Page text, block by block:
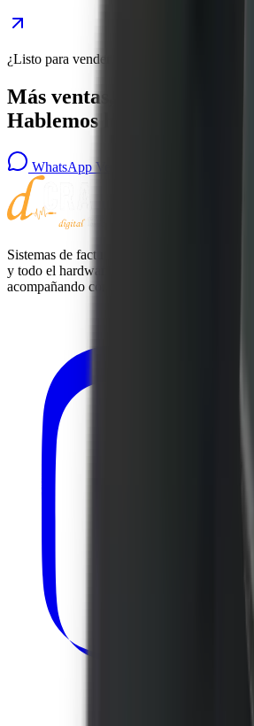
¿Listo para vender más?
Más ventas, menos errores.
Hablemos hoy.
WhatsApp Ventas
Sistemas de facturación electrónica,
y todo el hardware para tu punto de venta o
acompañando comercios en Argentina.